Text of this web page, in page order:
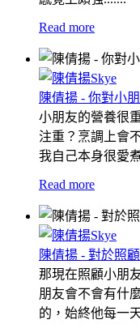
Read more
陳倩揚 - 你對小
小朋友的營養很
注重？烹調上會
我自己本身很愛
Read more
陳倩揚 - 對於照
那現在照顧小朋
朋友會不會有什
的，始終他每一